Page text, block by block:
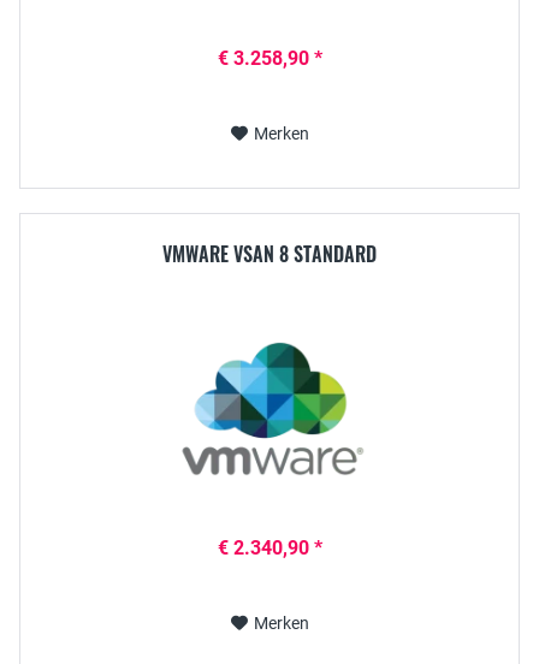
€ 3.258,90 *
Merken
VMWARE VSAN 8 STANDARD
€ 2.340,90 *
Merken